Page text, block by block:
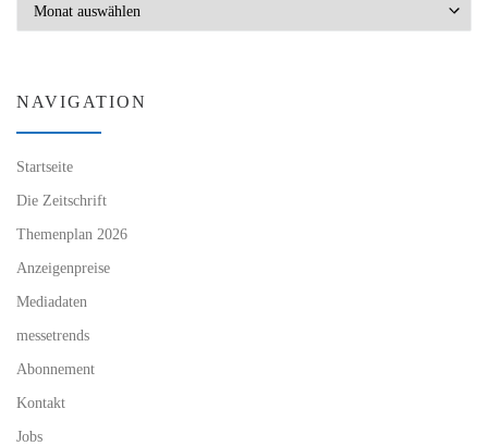
NAVIGATION
Startseite
Die Zeitschrift
Themenplan 2026
Anzeigenpreise
Mediadaten
messetrends
Abonnement
Kontakt
Jobs